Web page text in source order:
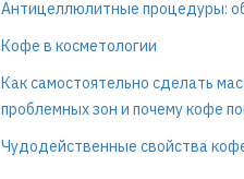
Антицеллюлитные процедуры:
Кофе в косметологии
Как самостоятельно сделать
проблемных зон и почему кофе
Чудодейственные свойства